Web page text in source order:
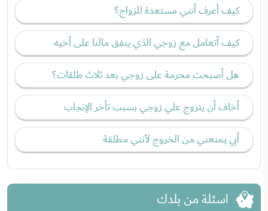
كيف أعرف أنني مستعدة للزواج؟
كيف أتعامل مع زوجي الذي ينفق مالنا على أخيه
هل أصبحت محرمة على زوجي بعد ثلاث طلقات؟
أخاف أن يتزوج علي زوجي بسبب تأخر الإنجاب
أبي يمنعني من الخروج لأنني مطلقة
اسئلة من بلدك